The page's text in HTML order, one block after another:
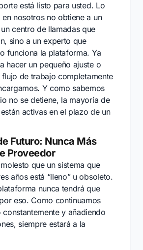
está listo para usted. Lo
en nosotros no obtiene a un
centro de llamadas que
sino a un experto que
funciona la plataforma. Ya
hacer un pequeño ajuste o
de trabajo completamente
Y como sabemos
no se detiene, la mayoría de
activas en el plazo de un
Futuro: Nunca Más
Proveedor
que un sistema que
años está “lleno” u obsoleto.
nunca tendrá que
eso. Como continuamos
y añadiendo
siempre estará a la